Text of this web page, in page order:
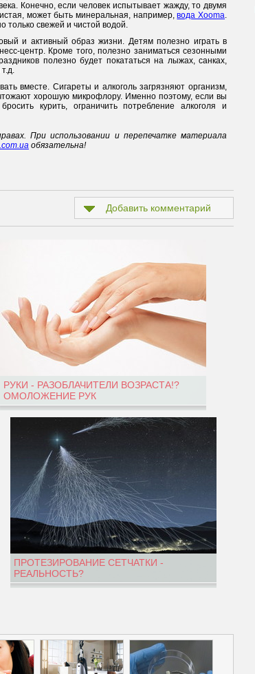
Конечно, если человек испытывает жажду, то двумя
может быть минеральная, например,вода Xooma.
только свежей и чистой водой.
и активный образ жизни. Детям полезно играть в
центр. Кроме того, полезно заниматься сезонными
полезно будет покататься на лыжах, санках,
вместе. Сигареты и алкоголь загрязняют организм,
хорошую микрофлору. Именно поэтому, если вы
курить, ограничить потребление алкоголя и
При использовании и перепечатке материала
обязательна!
Добавить комментарий
РУКИ - РАЗОБЛАЧИТЕЛИ ВОЗРАСТА!?
ОМОЛОЖЕНИЕ РУК
ПРОТЕЗИРОВАНИЕ СЕТЧАТКИ -
РЕАЛЬНОСТЬ?